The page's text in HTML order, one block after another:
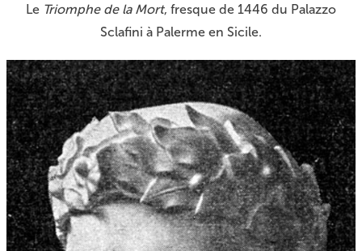
Le Triomphe de la Mort, fresque de 1446 du Palazzo
Sclafini à Palerme en Sicile.